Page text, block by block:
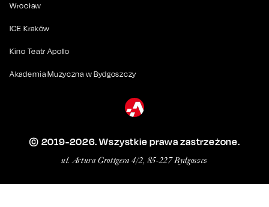
Wrocław
ICE Kraków
Kino Teatr Apollo
Akademia Muzyczna w Bydgoszczy
© 2019-2026. Wszystkie prawa zastrzeżone.
ul. Artura Grottgera 4/2, 85-227 Bydgoszcz